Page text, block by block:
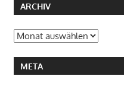
ARCHIV
Archiv
META